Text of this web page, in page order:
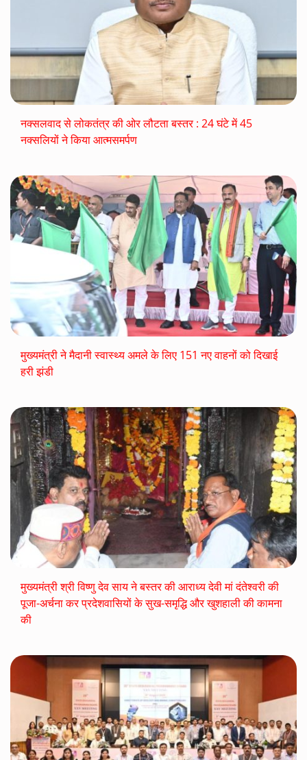
नक्सलवाद से लोकतंत्र की ओर लौटता बस्तर : 24 घंटे में 45
नक्सलियों ने किया आत्मसमर्पण
मुख्यमंत्री ने मैदानी स्वास्थ्य अमले के लिए 151 नए वाहनों को दिखाई
हरी झंडी
मुख्यमंत्री श्री विष्णु देव साय ने बस्तर की आराध्य देवी मां दंतेश्वरी की
पूजा-अर्चना कर प्रदेशवासियों के सुख-समृद्धि और खुशहाली की कामना
की